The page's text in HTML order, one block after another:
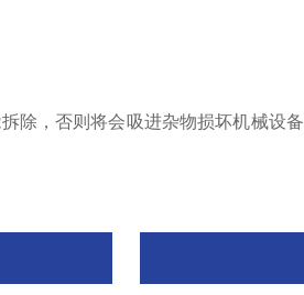
除，否则将会吸进杂物损坏机械设备